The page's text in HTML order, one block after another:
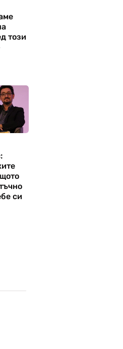
този
си